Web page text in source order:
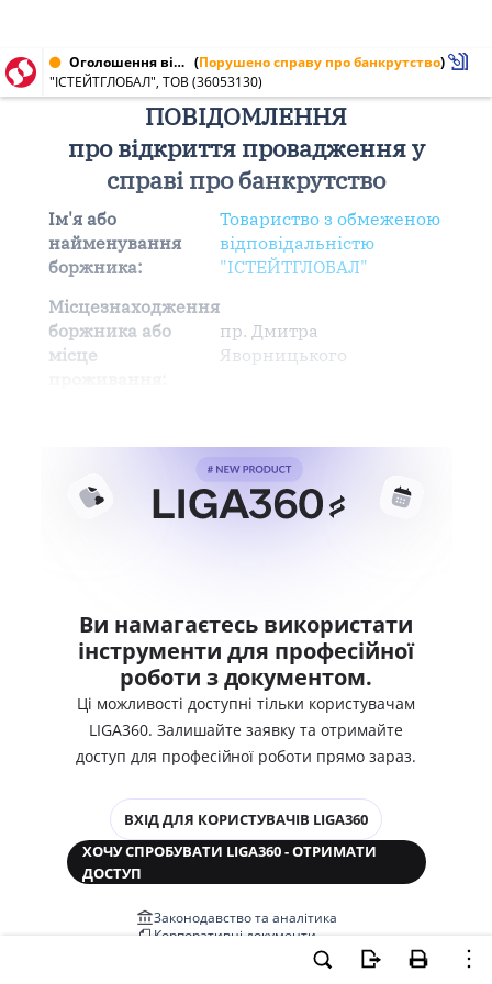
Оголошення від 25.01.2023 № 36053130 (Порушено справу про банкрутство)
"ІСТЕЙТГЛОБАЛ", ТОВ (36053130)
ПОВІДОМЛЕННЯ
про відкриття провадження у
справі про банкрутство
Ім'я або
найменування
боржника:
Товариство з обмеженою
відповідальністю
"ІСТЕЙТГЛОБАЛ"
Місцезнаходження
боржника або
місце
пр. Дмитра
Яворницького
Ви намагаєтесь використати
інструменти для професійної
роботи з документом.
Ці можливості доступні тільки користувачам
LIGA360. Залишайте заявку та отримайте
доступ для професійної роботи прямо зараз.
ВХІД ДЛЯ КОРИСТУВАЧІВ LIGA360
ХОЧУ СПРОБУВАТИ LIGA360 - ОТРИМАТИ
ДОСТУП
Законодавство та аналітика
Корпоративні документи
Перевірка компаній та персон